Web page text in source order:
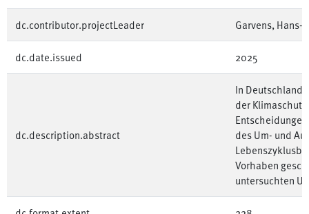
dc.contributor.projectLeader Garvens, Hans-
dc.date.issued 2025
dc.description.abstract
In Deutschland
der
des Um- und
Vorhaben
untersuchten